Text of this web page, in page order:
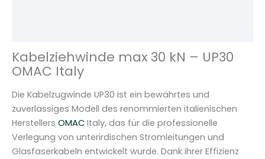
M
e
g
e
Kabelziehwinde max 30 kN – UP30
OMAC Italy
Die Kabelzugwinde UP30 ist ein bewährtes und
zuverlässiges Modell des renommierten italienischen
Herstellers OMAC Italy, das für die professionelle
Verlegung von unterirdischen Stromleitungen und
Glasfaserkabeln entwickelt wurde. Dank ihrer Effizienz